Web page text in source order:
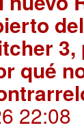
3,
qué
22:08